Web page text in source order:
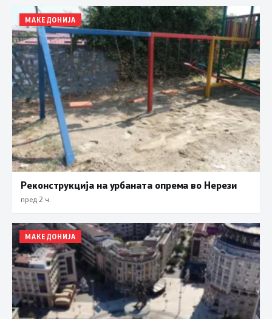
МАКЕДОНИЈА
Реконструкција на урбаната опрема во Нерези
пред 2 ч.
МАКЕДОНИЈА